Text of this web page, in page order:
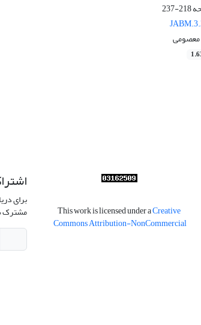
218-237
معصومی
This work is licensed under aCreative
Commons Attribution-NonCommercial
برای
مشترک